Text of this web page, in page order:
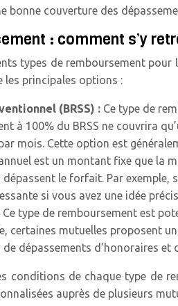
bonne couverture des
: comment s’y
types de remboursement
les principales options :
(BRSS) : Ce type de
à 100% du BRSS ne couvrira
mois. Cette option est
est un montant fixe que la
le forfait. Par
si vous avez une idée
Ce type de remboursement est
certaines mutuelles proposent
dépassements d’honoraires
conditions de chaque type de
auprès de plusieurs